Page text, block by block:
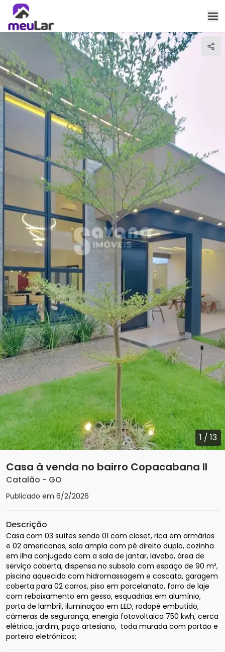
1 / 13
Casa à venda no bairro Copacabana II
Catalão - GO
Publicado em 6/2/2026
Descrição
Casa com 03 suítes sendo 01 com closet, rica em armários
e 02 americanas, sala ampla com pé direito duplo, cozinha
em ilha conjugada com a sala de jantar, lavabo, área de
serviço coberta, dispensa no subsolo com espaço de 90 m²,
piscina aquecida com hidromassagem e cascata, garagem
coberta para 02 carros, piso em porcelanato, forro de laje
com rebaixamento em gesso, esquadrias em alumínio,
porta de lambril, iluminação em LED, rodapé embutido,
câmeras de segurança, energia fotovoltaica 750 kwh, cerca
elétrica, jardim, poço artesiano,  toda murada com portão e
porteiro eletrônicos;